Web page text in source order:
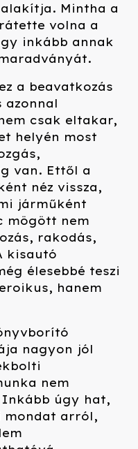
Mintha a
volna a
inkább annak
a beavatkozás
azonnal
csak eltakar,
helyén most
van. Ettől a
néz vissza,
járműként
mögött nem
rakodás,
kisautó
élesebbé teszi
hanem
nagyon jól
nem
Inkább úgy hat,
mondat arról,